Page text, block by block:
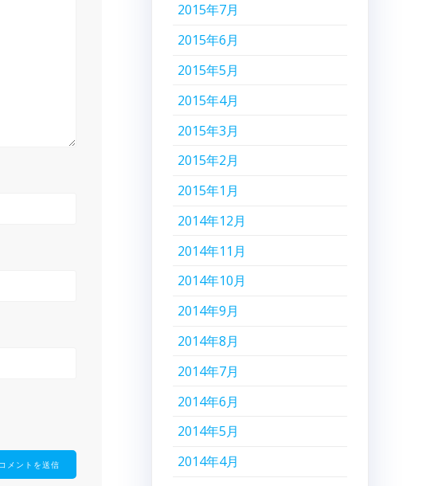
2015年7月
2015年6月
2015年5月
2015年4月
2015年3月
2015年2月
2015年1月
2014年12月
2014年11月
2014年10月
2014年9月
2014年8月
2014年7月
2014年6月
2014年5月
2014年4月